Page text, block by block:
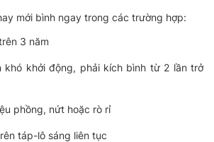
mới bình ngay trong các trường hợp:
3 năm
khó khởi động, phải kích bình từ 2 lần trở
phồng, nứt hoặc rò rỉ
táp-lô sáng liên tục